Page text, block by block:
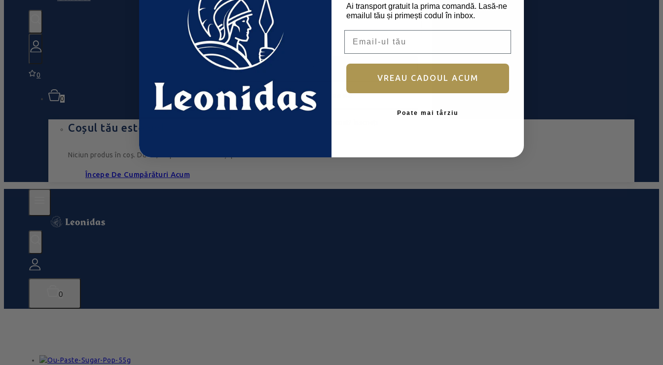
0
0
Coșul tău este gol
Niciun produs în coș. Du-te, umple-l cu ceva ce-ți place!
Începe De Cumpărături Acum
0
Parolă *Obligatoriu
Ține-mă minte
Autentificare
Ai uitat parola?
Ai transport gratuit la prima comandă. Lasă-ne
emailul tău și primești codul în inbox.
VREAU CADOUL ACUM
Poate mai târziu